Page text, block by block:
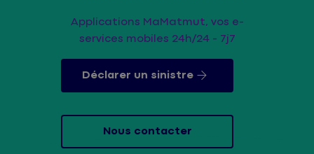
Applications MaMatmut, vos e-
services mobiles 24h/24 - 7j7
Déclarer un sinistre
Nous contacter